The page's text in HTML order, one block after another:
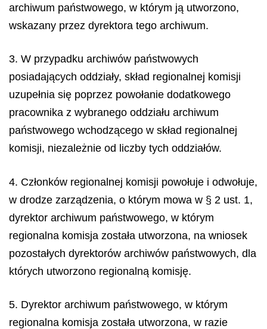
archiwum państwowego, w którym ją utworzono,
wskazany przez dyrektora tego archiwum.
3. W przypadku archiwów państwowych
posiadających oddziały, skład regionalnej komisji
uzupełnia się poprzez powołanie dodatkowego
pracownika z wybranego oddziału archiwum
państwowego wchodzącego w skład regionalnej
komisji, niezależnie od liczby tych oddziałów.
4. Członków regionalnej komisji powołuje i odwołuje,
w drodze zarządzenia, o którym mowa w § 2 ust. 1,
dyrektor archiwum państwowego, w którym
regionalna komisja została utworzona, na wniosek
pozostałych dyrektorów archiwów państwowych, dla
których utworzono regionalną komisję.
5. Dyrektor archiwum państwowego, w którym
regionalna komisja została utworzona, w razie